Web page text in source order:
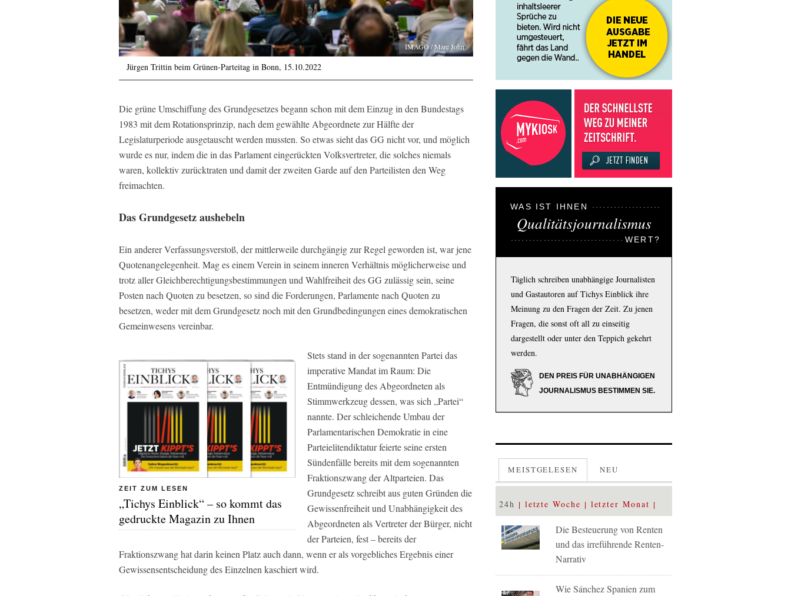
IMAGO / Marc John
Jürgen Trittin beim Grünen-Parteitag in Bonn, 15.10.2022
Die grüne Umschiffung des Grundgesetzes begann schon mit dem Einzug in den Bundestags
1983 mit dem Rotationsprinzip, nach dem gewählte Abgeordnete zur Hälfte der
Legislaturperiode ausgetauscht werden mussten. So etwas sieht das GG nicht vor, und möglich
wurde es nur, indem die in das Parlament eingerückten Volksvertreter, die solches niemals
waren, kollektiv zurücktraten und damit der zweiten Garde auf den Parteilisten den Weg
freimachten.
Das Grundgesetz aushebeln
Ein anderer Verfassungsverstoß, der mittlerweile durchgängig zur Regel geworden ist, war jene
Quotenangelegenheit. Mag es einem Verein in seinem inneren Verhältnis möglicherweise und
trotz aller Gleichberechtigungsbestimmungen und Wahlfreiheit des GG zulässig sein, seine
Posten nach Quoten zu besetzen, so sind die Forderungen, Parlamente nach Quoten zu
besetzen, weder mit dem Grundgesetz noch mit den Grundbedingungen eines demokratischen
Gemeinwesens vereinbar.
ZEIT ZUM LESEN
„Tichys Einblick“ – so kommt das
gedruckte Magazin zu Ihnen
Stets stand in der sogenannten Partei das
imperative Mandat im Raum: Die
Entmündigung des Abgeordneten als
Stimmwerkzeug dessen, was sich „Partei“
nannte. Der schleichende Umbau der
Parlamentarischen Demokratie in eine
Parteielitendiktatur feierte seine ersten
Sündenfälle bereits mit dem sogenannten
Fraktionszwang der Altparteien. Das
Grundgesetz schreibt aus guten Gründen die
Gewissenfreiheit und Unabhängigkeit des
Abgeordneten als Vertreter der Bürger, nicht
der Parteien, fest – bereits der
Fraktionszwang hat darin keinen Platz auch dann, wenn er als vorgebliches Ergebnis einer
Gewissensentscheidung des Einzelnen kaschiert wird.
WAS IST IHNEN
Qualitätsjournalismus
WERT?
Täglich schreiben unabhängige Journalisten
und Gastautoren auf Tichys Einblick ihre
Meinung zu den Fragen der Zeit. Zu jenen
Fragen, die sonst oft all zu einseitig
dargestellt oder unter den Teppich gekehrt
werden.
DEN PREIS FÜR UNABHÄNGIGEN
JOURNALISMUS BESTIMMEN SIE.
MEISTGELESEN NEU
24h letzte Woche letzter Monat
Die Besteuerung von Renten
und das irreführende Renten-
Narrativ
Wie Sánchez Spanien zum